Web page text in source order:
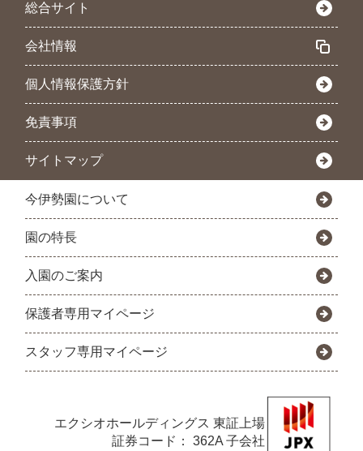
総合サイト
会社情報
個人情報保護方針
免責事項
サイトマップ
今伊勢園について
園の特長
入園のご案内
保護者専用マイページ
スタッフ専用マイページ
エクシオホールディングス 東証上場
証券コード： 362A 子会社